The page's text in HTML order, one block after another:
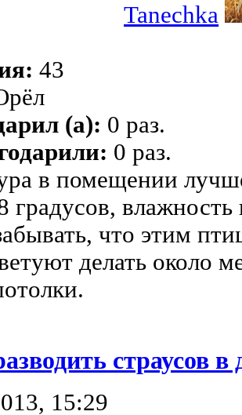
Tanechka
43
(а): 0 раз.
0 раз.
в помещении
градусов,
что этим
делать около
страусов
15:29